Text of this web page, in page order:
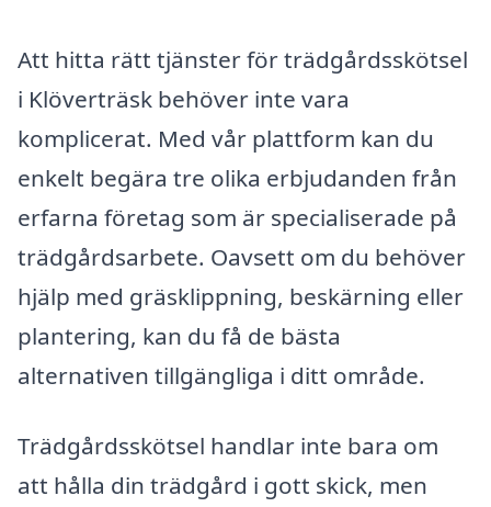
Att hitta rätt tjänster för trädgårdsskötsel
i Klöverträsk behöver inte vara
komplicerat. Med vår plattform kan du
enkelt begära tre olika erbjudanden från
erfarna företag som är specialiserade på
trädgårdsarbete. Oavsett om du behöver
hjälp med gräsklippning, beskärning eller
plantering, kan du få de bästa
alternativen tillgängliga i ditt område.
Trädgårdsskötsel handlar inte bara om
att hålla din trädgård i gott skick, men